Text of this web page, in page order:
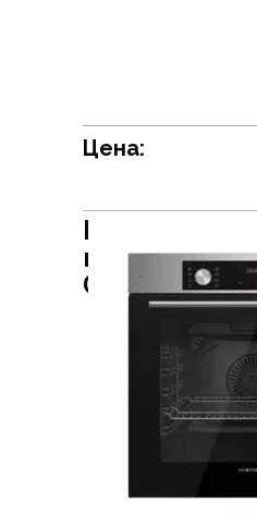
Цена:
шкаф
OE778L.FIX